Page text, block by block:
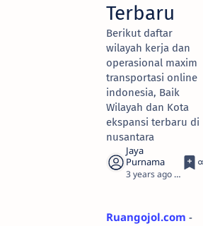
Terbaru
Berikut daftar
wilayah kerja dan
operasional maxim
transportasi online
indonesia, Baik
Wilayah dan Kota
ekspansi terbaru di
nusantara
3 years ago 4
Ruangojol.com -